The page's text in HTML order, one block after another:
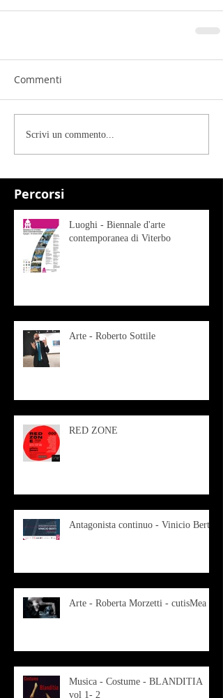
Percorsi
Commenti
Scrivi un commento...
Luoghi - Biennale d'arte
contemporanea di Viterbo
Arte - Roberto Sottile
RED ZONE
Antagonista continuo - Vinicio Berti
Arte - Roberta Morzetti - cutisMea
Musica - Costume - BLANDITIA
vol 1- 2